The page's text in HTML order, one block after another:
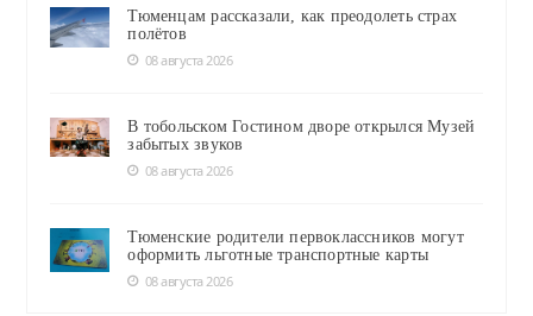
Тюменцам рассказали, как преодолеть страх
полётов
08 августа 2026
В тобольском Гостином дворе открылся Музей
забытых звуков
08 августа 2026
Тюменские родители первоклассников могут
оформить льготные транспортные карты
08 августа 2026